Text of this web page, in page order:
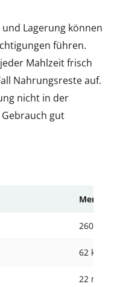
Lagerung können
führen.
Mahlzeit frisch
Nahrungsreste auf.
nicht in der
gut
Menge
260 kJ
62 kcal
22 mg